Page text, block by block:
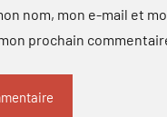
nom, mon e-mail et
prochain